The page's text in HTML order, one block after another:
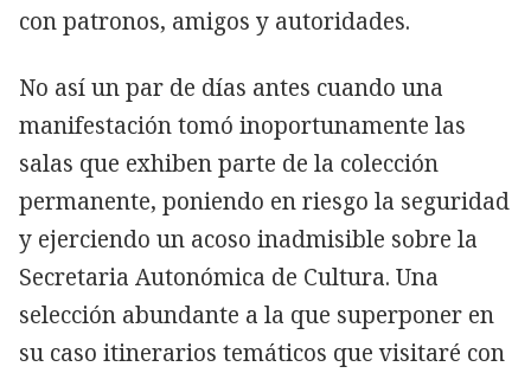
con patronos, amigos y autoridades.
No así un par de días antes cuando una
manifestación tomó inoportunamente las
salas que exhiben parte de la colección
permanente, poniendo en riesgo la seguridad
y ejerciendo un acoso inadmisible sobre la
Secretaria Autonómica de Cultura. Una
selección abundante a la que superponer en
su caso itinerarios temáticos que visitaré con